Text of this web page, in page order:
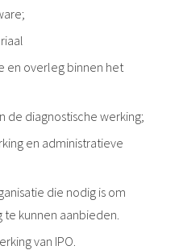
en overleg binnen het
de diagnostische werking;
en administratieve
die nodig is om
kunnen aanbieden.
van IPO.